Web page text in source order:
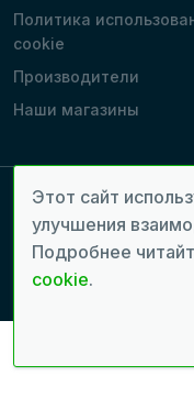
Политика
cookie
Производители
Наши магазины
Copyright 2022 - 2026 ©
страницы: 0.0637 сек.
Этот сайт
улучшения
Подробнее
cookie.